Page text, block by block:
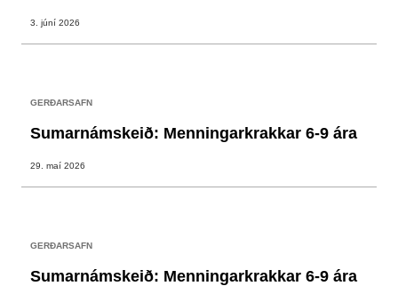
3. júní 2026
GERÐARSAFN
Sumarnámskeið: Menningarkrakkar 6-9 ára
29. maí 2026
GERÐARSAFN
Sumarnámskeið: Menningarkrakkar 6-9 ára